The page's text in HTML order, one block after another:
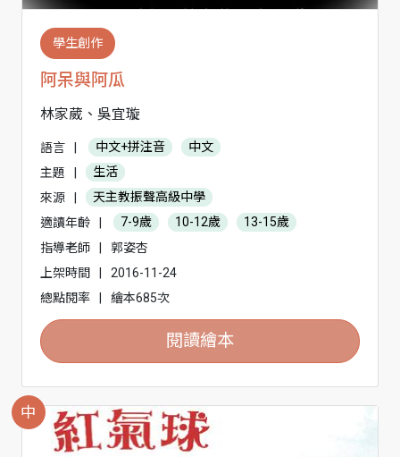
學生創作
阿呆與阿瓜
林家葳、吳宜璇
語言 | 中文+拼注音
中文
主題
|
生活
來源
|
天主教振聲高級中學
適讀年齡
| 7-9歲 10-12歲
13-15歲
指導老師
|
郭姿杏
上架時間
|
2016-11-24
總點閱率
| 繪本685次
閱讀繪本
中